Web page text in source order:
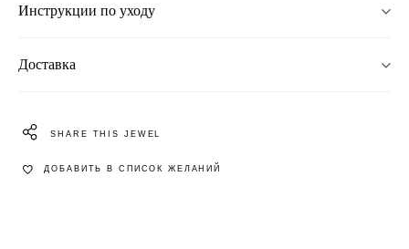
Инструкции по уходу
Доставка
SHARE THIS JEWEL
ДОБАВИТЬ В СПИСОК ЖЕЛАНИЙ